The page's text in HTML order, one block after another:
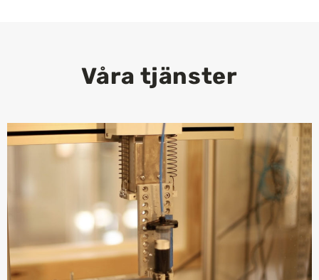
Våra tjänster